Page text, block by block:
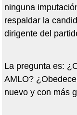
ninguna
respaldar la
dirigente del
La pregunta es:
AMLO?
nuevo y con más